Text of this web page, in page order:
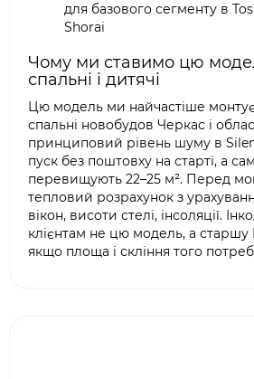
для базового сегменту в
Shorai
Чому ми ставимо цю
спальні і дитячі
Цю модель ми найчастіше
спальні новобудов Черкас і
принциповий рівень шуму в
пуск без поштовху на старті, а
перевищують 22–25 м². Перед
тепловий розрахунок з
вікон, висоти стелі, інсоляції.
клієнтам не цю модель, а старшу
якщо площа і скління того